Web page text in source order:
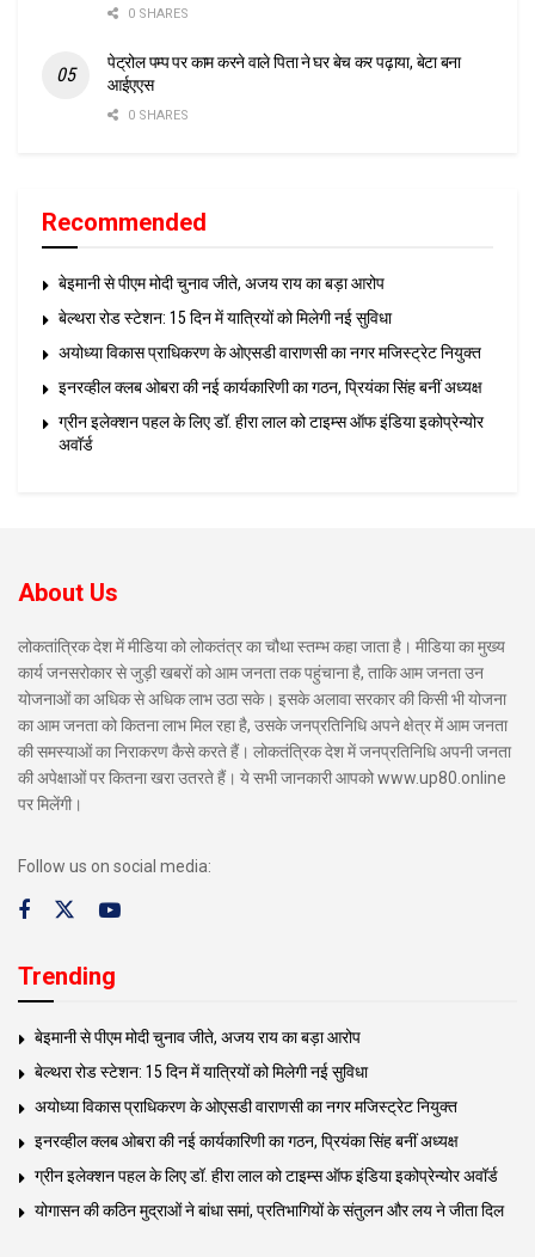
0 SHARES
पेट्रोल पम्प पर काम करने वाले पिता ने घर बेच कर पढ़ाया, बेटा बना
आईएएस
0 SHARES
Recommended
बेइमानी से पीएम मोदी चुनाव जीते, अजय राय का बड़ा आरोप
बेल्थरा रोड स्टेशन: 15 दिन में यात्रियों को मिलेगी नई सुविधा
अयोध्या विकास प्राधिकरण के ओएसडी वाराणसी का नगर मजिस्ट्रेट नियुक्त
इनरव्हील क्लब ओबरा की नई कार्यकारिणी का गठन, प्रियंका सिंह बनीं अध्यक्ष
ग्रीन इलेक्शन पहल के लिए डॉ. हीरा लाल को टाइम्स ऑफ इंडिया इकोप्रेन्योर
अवॉर्ड
About Us
लोकतांत्रिक देश में मीडिया को लोकतंत्र का चौथा स्तम्भ कहा जाता है। मीडिया का मुख्य
कार्य जनसरोकार से जुड़ी खबरों को आम जनता तक पहुंचाना है, ताकि आम जनता उन
योजनाओं का अधिक से अधिक लाभ उठा सके। इसके अलावा सरकार की किसी भी योजना
का आम जनता को कितना लाभ मिल रहा है, उसके जनप्रतिनिधि अपने क्षेत्र में आम जनता
की समस्याओं का निराकरण कैसे करते हैं। लोकतंत्रिक देश में जनप्रतिनिधि अपनी जनता
की अपेक्षाओं पर कितना खरा उतरते हैं। ये सभी जानकारी आपको www.up80.online
पर मिलेंगी।
Follow us on social media:
Trending
बेइमानी से पीएम मोदी चुनाव जीते, अजय राय का बड़ा आरोप
बेल्थरा रोड स्टेशन: 15 दिन में यात्रियों को मिलेगी नई सुविधा
अयोध्या विकास प्राधिकरण के ओएसडी वाराणसी का नगर मजिस्ट्रेट नियुक्त
इनरव्हील क्लब ओबरा की नई कार्यकारिणी का गठन, प्रियंका सिंह बनीं अध्यक्ष
ग्रीन इलेक्शन पहल के लिए डॉ. हीरा लाल को टाइम्स ऑफ इंडिया इकोप्रेन्योर अवॉर्ड
योगासन की कठिन मुद्राओं ने बांधा समां, प्रतिभागियों के संतुलन और लय ने जीता दिल